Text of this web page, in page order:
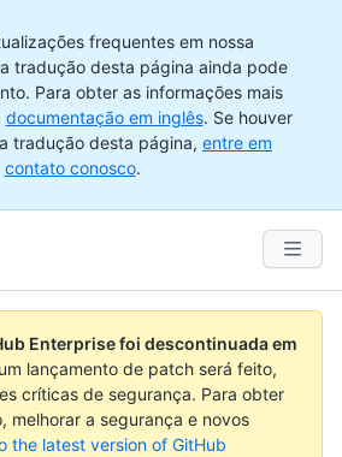
frequentes em nossa
tradução desta página ainda pode
Para obter as informações mais
documentação em inglês. Se houver
tradução desta página, entre em
contato conosco.
Enterprise foi descontinuada em
lançamento de patch será feito,
críticas de segurança. Para obter
melhorar a segurança e novos
the latest version of GitHub